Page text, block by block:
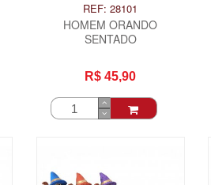
REF: 28101
HOMEM ORANDO
SENTADO
R$ 45,90